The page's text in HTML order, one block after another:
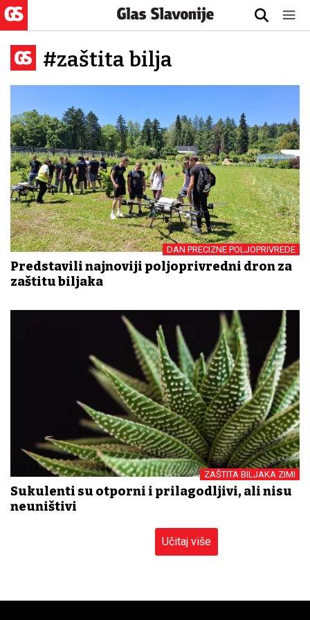
#zaštita bilja
DAN PRECIZNE POLJOPRIVREDE
Predstavili najnoviji poljoprivredni dron za
zaštitu biljaka
ZAŠTITA BILJAKA ZIMI
Sukulenti su otporni i prilagodljivi, ali nisu
neuništivi
Učitaj više